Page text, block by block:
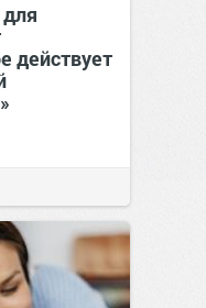
действует